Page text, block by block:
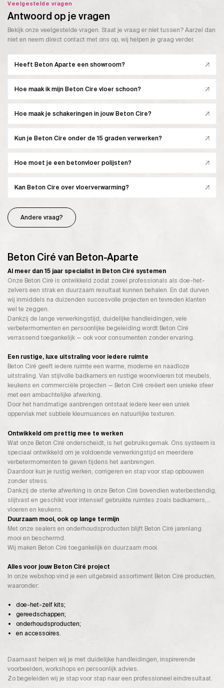
Veelgestelde vragen
Antwoord op je vragen
Bekijk onze veelgestelde vragen. Staat je vraag er niet tussen? Aarzel dan
niet en neem direct contact met ons op, wij helpen je graag verder.
Heeft Beton Aparte een showroom?
Hoe maak ik mijn Beton Cire vloer schoon?
Hoe maak je schakeringen in jouw Beton Cire?
Kun je Beton Cire onder de 15 graden verwerken?
Hoe moet je een betonvloer polijsten?
Kan Beton Cire over vloerverwarming?
Andere vraag?
Beton Ciré van Beton-Aparte
Al meer dan 15 jaar specialist in Beton Ciré systemen
Onze Beton Ciré is ontwikkeld zodat zowel professionals als doe-het-
zelvers een strak en duurzaam resultaat kunnen behalen. En dat durven
wij inmiddels na duizenden succesvolle projecten en tevreden klanten
wel te zeggen.
Dankzij de lange verwerkingstijd, duidelijke handleidingen, vele
verbetermomenten en persoonlijke begeleiding wordt Beton Ciré
verrassend toegankelijk — ook voor consumenten zonder ervaring.
Een rustige, luxe uitstraling voor iedere ruimte
Beton Ciré geeft iedere ruimte een warme, moderne en naadloze
uitstraling. Van stijlvolle badkamers en rustige woonvloeren tot meubels,
keukens en commerciële projecten — Beton Ciré creëert een unieke sfeer
met een ambachtelijke afwerking.
Door het handmatige aanbrengen ontstaat iedere keer een uniek
oppervlak met subtiele kleurnuances en natuurlijke texturen.
Ontwikkeld om prettig mee te werken
Wat onze Beton Ciré onderscheidt, is het gebruiksgemak. Ons systeem is
speciaal ontwikkeld om je voldoende verwerkingstijd en meerdere
verbetermomenten te geven tijdens het aanbrengen.
Daardoor kun je rustig werken, corrigeren en stap voor stap opbouwen
zonder stress.
Dankzij de sterke afwerking is onze Beton Ciré bovendien waterbestendig,
slijtvast en geschikt voor intensief gebruikte ruimtes zoals badkamers,
vloeren en keukens.
Duurzaam mooi, ook op lange termijn
Met onze sealers en onderhoudsproducten blijft Beton Ciré jarenlang
mooi en beschermd.
Wij maken Beton Ciré toegankelijk én duurzaam mooi.
Alles voor jouw Beton Ciré project
In onze webshop vind je een uitgebreid assortiment Beton Ciré producten,
waaronder:
doe-het-zelf kits;
gereedschappen;
onderhoudsproducten;
en accessoires.
Daarnaast helpen wij je met duidelijke handleidingen, inspirerende
voorbeelden, workshops en persoonlijk advies.
Zo begeleiden wij je stap voor stap naar een professioneel eindresultaat.